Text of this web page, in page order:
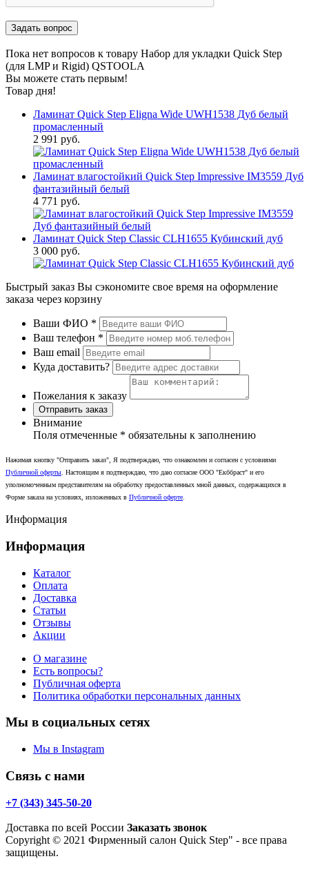
Пока нет вопросов к товару Набор для укладки Quick Step
(для LMP и Rigid) QSTOOLA
Вы можете стать первым!
Товар дня!
Ламинат Quick Step Eligna Wide UWH1538 Дуб белый
промасленный
2 991 руб.
Ламинат влагостойкий Quick Step Impressive IM3559 Дуб
фантазийный белый
4 771 руб.
Ламинат Quick Step Classic CLH1655 Кубинский дуб
3 000 руб.
Быстрый заказ Вы сэкономите свое время на оформление
заказа через корзину
Ваши ФИО *
Ваш телефон *
Ваш email
Куда доставить?
Пожелания к заказу
Отправить заказ
Внимание
Поля отмеченные * обязательны к заполнению
Нажимая кнопку "Отправить заказ", Я подтверждаю, что ознакомлен и согласен с условиями
Публичной оферты. Настоящим я подтверждаю, что даю согласие ООО "Екббраст" и его
уполномоченным представителям на обработку предоставленных мной данных, содержащихся в
Форме заказа на условиях, изложенных в Публичной оферте.
Информация
Информация
Каталог
Оплата
Доставка
Статьи
Отзывы
Акции
О магазине
Есть вопросы?
Публичная оферта
Политика обработки персональных данных
Мы в социальных сетях
Мы в Instagram
Связь с нами
+7 (343) 345-50-20
Доставка по всей России Заказать звонок
Copyright © 2021 Фирменный салон Quick Step" - все права
защищены.